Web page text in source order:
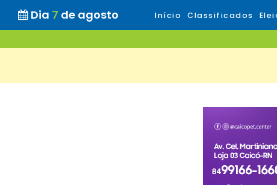
Dia 7 de agosto Início Classificados